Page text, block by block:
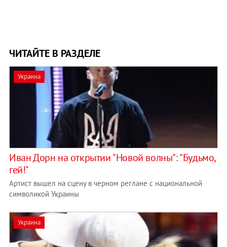
ЧИТАЙТЕ В РАЗДЕЛЕ
Украина
Иван Дорн на открытии "Новой волны": "Будьмо,
гей!"
Артист вышел на сцену в черном реглане с национальной
символикой Украины
Украина